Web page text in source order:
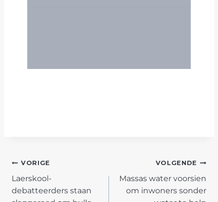
POST
NAVIGATION
VORIGE
Laerskool-
debatteerders staan
VOLGENDE
Massas water voorsien
om inwoners sonder